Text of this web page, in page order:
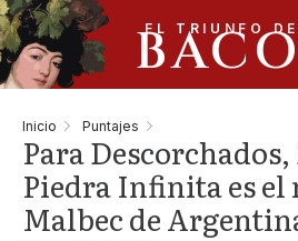
EL TRIUNFO DE
BACO
Inicio Puntajes
Para
Piedra Infinita es el
Malbec de